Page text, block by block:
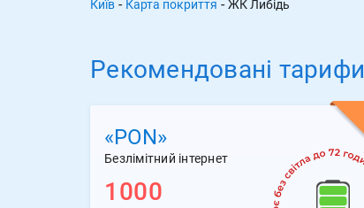
Київ - Карта покриття - ЖК Либідь
Рекомендовані тарифи
«PON»
Безлімітний інтернет
1000